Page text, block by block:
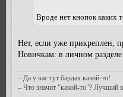
Вроде нет кнопок каких
Нет, если уже прикреплен,
Новичкам: в личном
– Да у вас тут бардак какой-то!
– Что значит "какой-то"? Лучший